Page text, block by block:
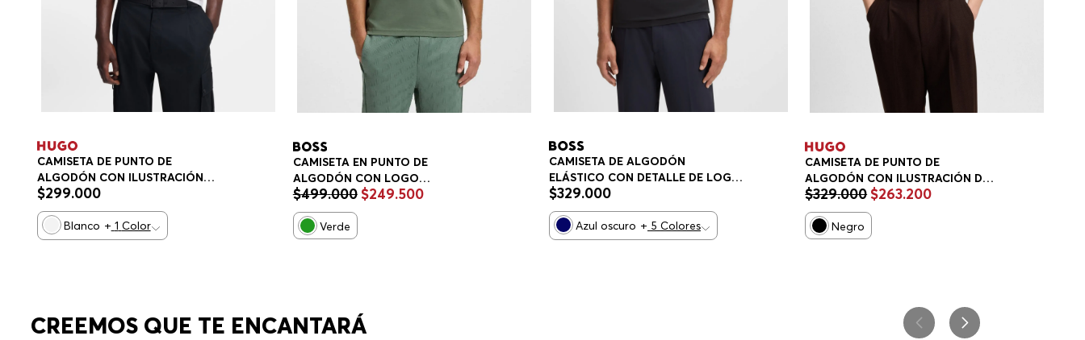
CAMISETA DE PUNTO DE
ALGODÓN CON ILUSTRACIÓN
ESTAMPADA CAMISETAS REGULAR
FIT HOMBRE
$299.000
Blanco + 1 Color
CAMISETA EN PUNTO DE
ALGODÓN CON LOGO
ESTRUCTURADO CAMISETA
RELAXED FIT HOMBRE
$499.000 $249.500
Verde
CAMISETA DE ALGODÓN
ELÁSTICO CON DETALLE DE LOGO
REGULAR FIT HOMBRE
$329.000
Azul oscuro + 5 Colores
CAMISETA DE PUNTO DE
ALGODÓN CON ILUSTRACIÓN DE
LABIOS PLAYERA REGULAR FIT
HOMBRE
$329.000 $263.200
Negro
CREEMOS QUE TE ENCANTARÁ